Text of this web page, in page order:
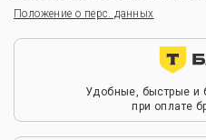
Положение о перс. данных
Удобные, быстрые и
при оплате